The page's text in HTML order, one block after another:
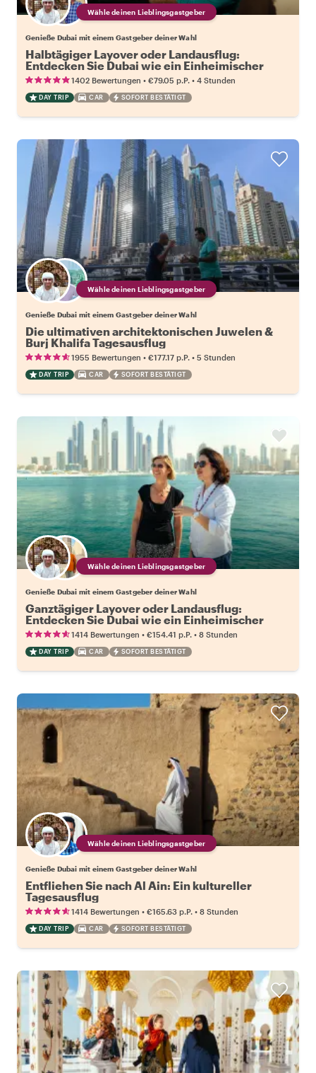
Wähle deinen Lieblingsgastgeber
Genieße Dubai mit einem Gastgeber deiner Wahl
Halbtägiger Layover oder Landausflug:
Entdecken Sie Dubai wie ein Einheimischer
1402 Bewertungen • €79.05 p.P. • 4 Stunden
DAY TRIP CAR SOFORT BESTÄTIGT
Wähle deinen Lieblingsgastgeber
Genieße Dubai mit einem Gastgeber deiner Wahl
Die ultimativen architektonischen Juwelen &
Burj Khalifa Tagesausflug
1955 Bewertungen • €177.17 p.P. • 5 Stunden
DAY TRIP CAR SOFORT BESTÄTIGT
Wähle deinen Lieblingsgastgeber
Genieße Dubai mit einem Gastgeber deiner Wahl
Ganztägiger Layover oder Landausflug:
Entdecken Sie Dubai wie ein Einheimischer
1414 Bewertungen • €154.41 p.P. • 8 Stunden
DAY TRIP CAR SOFORT BESTÄTIGT
Wähle deinen Lieblingsgastgeber
Genieße Dubai mit einem Gastgeber deiner Wahl
Entfliehen Sie nach Al Ain: Ein kultureller
Tagesausflug
1414 Bewertungen • €165.63 p.P. • 8 Stunden
DAY TRIP CAR SOFORT BESTÄTIGT